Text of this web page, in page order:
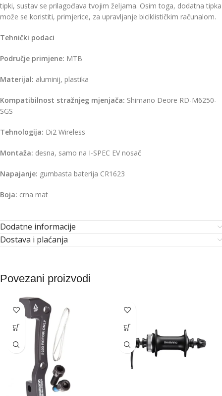
tipki, sustav se prilagođava tvojim željama. Osim toga, dodatna tipka
može se koristiti, primjerice, za upravljanje biciklističkim računalom.
Tehnički podaci
Područje primjene: MTB
Materijal: aluminij, plastika
Kompatibilnost stražnjeg mjenjača: Shimano Deore RD-M6250-
SGS
Tehnologija: Di2 Wireless
Montaža: desna, samo na I-SPEC EV nosač
Napajanje: gumbasta baterija CR1623
Boja: crna mat
Dodatne informacije
Dostava i plaćanja
Povezani proizvodi